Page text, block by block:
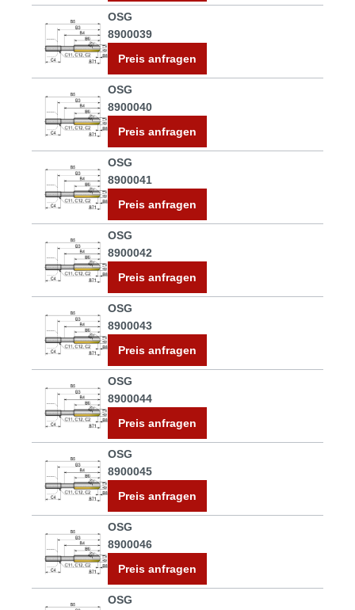
OSG
8900039
Preis anfragen
OSG
8900040
Preis anfragen
OSG
8900041
Preis anfragen
OSG
8900042
Preis anfragen
OSG
8900043
Preis anfragen
OSG
8900044
Preis anfragen
OSG
8900045
Preis anfragen
OSG
8900046
Preis anfragen
OSG